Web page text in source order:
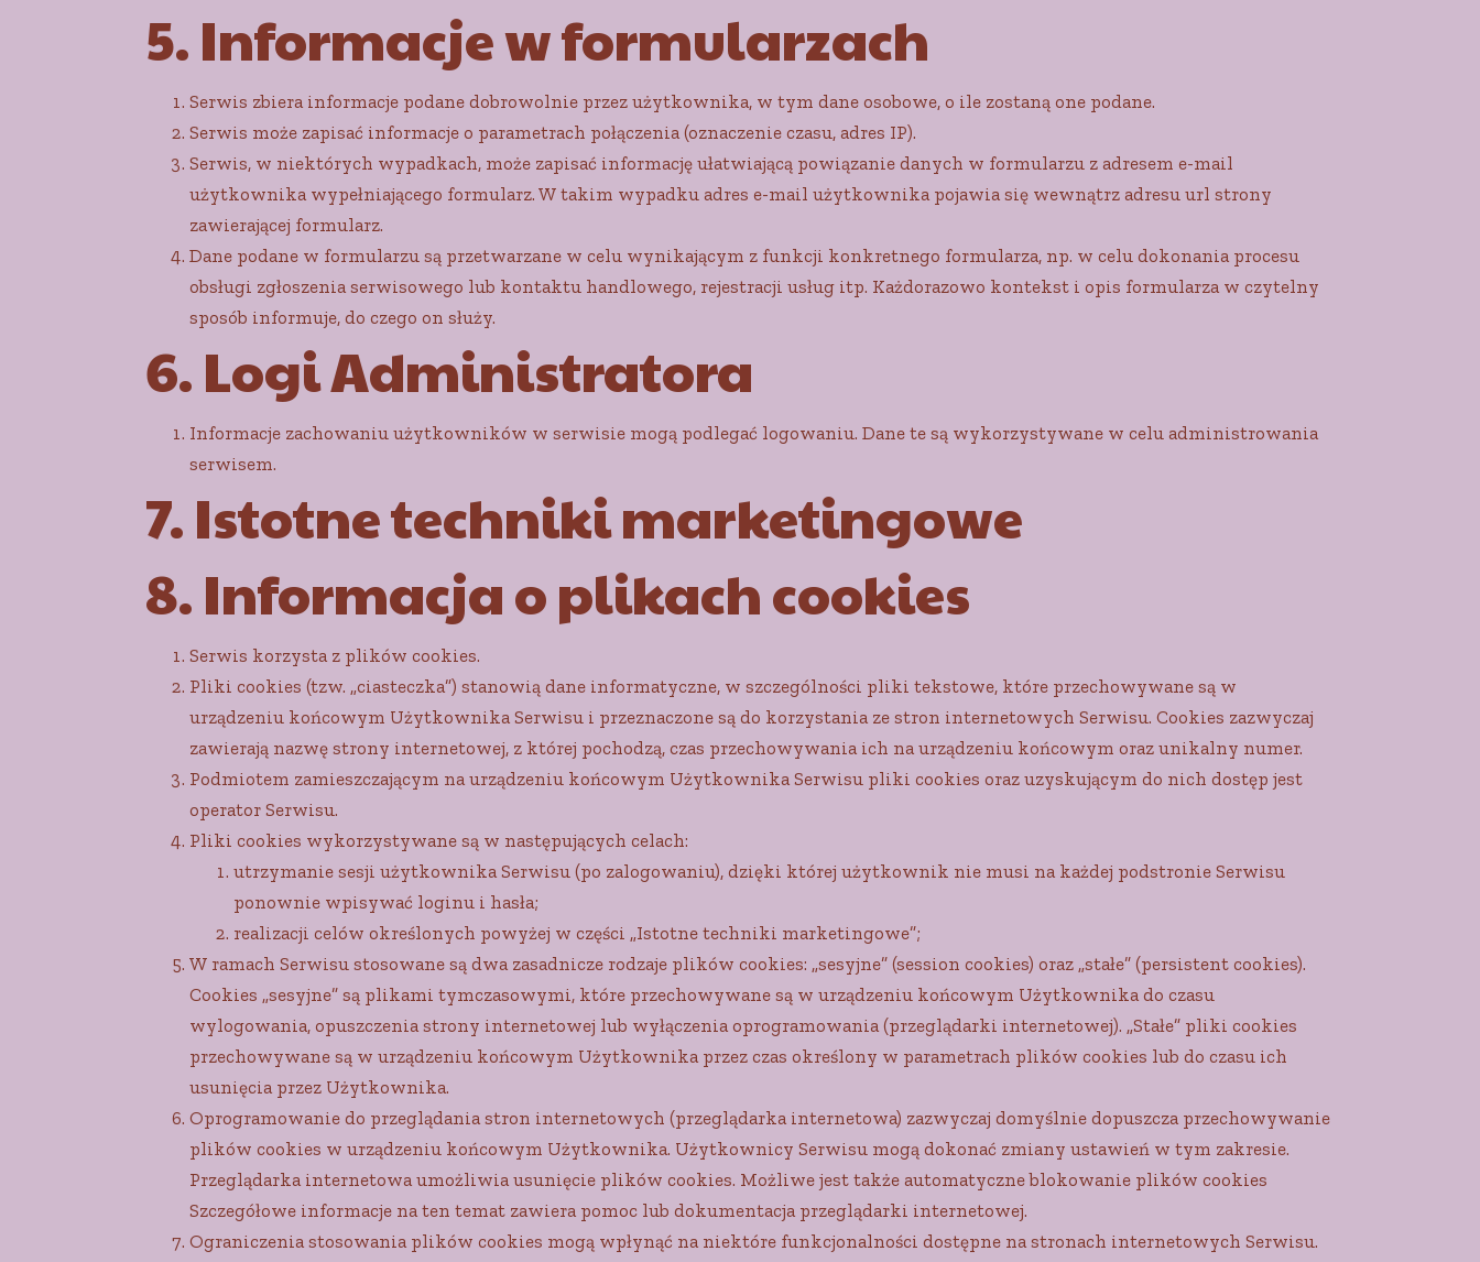
5. Informacje w formularzach
Serwis zbiera informacje podane dobrowolnie przez użytkownika, w tym dane osobowe, o ile zostaną one podane.
Serwis może zapisać informacje o parametrach połączenia (oznaczenie czasu, adres IP).
Serwis, w niektórych wypadkach, może zapisać informację ułatwiającą powiązanie danych w formularzu z adresem e-mail
użytkownika wypełniającego formularz. W takim wypadku adres e-mail użytkownika pojawia się wewnątrz adresu url strony
zawierającej formularz.
Dane podane w formularzu są przetwarzane w celu wynikającym z funkcji konkretnego formularza, np. w celu dokonania procesu
obsługi zgłoszenia serwisowego lub kontaktu handlowego, rejestracji usług itp. Każdorazowo kontekst i opis formularza w czytelny
sposób informuje, do czego on służy.
6. Logi Administratora
Informacje zachowaniu użytkowników w serwisie mogą podlegać logowaniu. Dane te są wykorzystywane w celu administrowania
serwisem.
7. Istotne techniki marketingowe
8. Informacja o plikach cookies
Serwis korzysta z plików cookies.
Pliki cookies (tzw. „ciasteczka”) stanowią dane informatyczne, w szczególności pliki tekstowe, które przechowywane są w
urządzeniu końcowym Użytkownika Serwisu i przeznaczone są do korzystania ze stron internetowych Serwisu. Cookies zazwyczaj
zawierają nazwę strony internetowej, z której pochodzą, czas przechowywania ich na urządzeniu końcowym oraz unikalny numer.
Podmiotem zamieszczającym na urządzeniu końcowym Użytkownika Serwisu pliki cookies oraz uzyskującym do nich dostęp jest
operator Serwisu.
Pliki cookies wykorzystywane są w następujących celach:
utrzymanie sesji użytkownika Serwisu (po zalogowaniu), dzięki której użytkownik nie musi na każdej podstronie Serwisu
ponownie wpisywać loginu i hasła;
realizacji celów określonych powyżej w części „Istotne techniki marketingowe”;
W ramach Serwisu stosowane są dwa zasadnicze rodzaje plików cookies: „sesyjne” (session cookies) oraz „stałe” (persistent cookies).
Cookies „sesyjne” są plikami tymczasowymi, które przechowywane są w urządzeniu końcowym Użytkownika do czasu
wylogowania, opuszczenia strony internetowej lub wyłączenia oprogramowania (przeglądarki internetowej). „Stałe” pliki cookies
przechowywane są w urządzeniu końcowym Użytkownika przez czas określony w parametrach plików cookies lub do czasu ich
usunięcia przez Użytkownika.
Oprogramowanie do przeglądania stron internetowych (przeglądarka internetowa) zazwyczaj domyślnie dopuszcza przechowywanie
plików cookies w urządzeniu końcowym Użytkownika. Użytkownicy Serwisu mogą dokonać zmiany ustawień w tym zakresie.
Przeglądarka internetowa umożliwia usunięcie plików cookies. Możliwe jest także automatyczne blokowanie plików cookies
Szczegółowe informacje na ten temat zawiera pomoc lub dokumentacja przeglądarki internetowej.
Ograniczenia stosowania plików cookies mogą wpłynąć na niektóre funkcjonalności dostępne na stronach internetowych Serwisu.